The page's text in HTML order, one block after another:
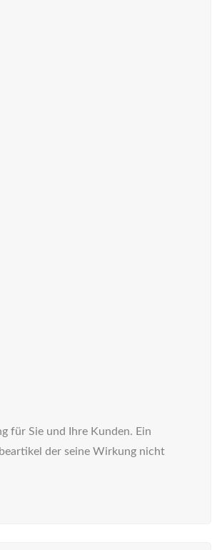
für Sie und Ihre Kunden. Ein
der seine Wirkung nicht